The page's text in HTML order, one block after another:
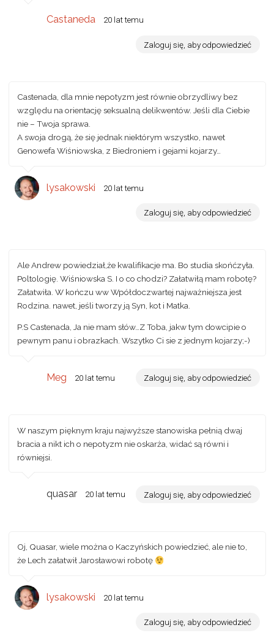
Castaneda 20 lat temu
Zaloguj się, aby odpowiedzieć
Castenada, dla mnie nepotyzm jest równie obrzydliwy bez
względu na orientację seksualną delikwentów. Jeśli dla Ciebie
nie – Twoja sprawa.
A swoja drogą, że się jednak niektórym wszystko, nawet
Genowefa Wiśniowska, z Biedroniem i gejami kojarzy…
lysakowski 20 lat temu
Zaloguj się, aby odpowiedzieć
Ale Andrew powiedział,że kwalifikacje ma. Bo studia skońćzyła.
Poltologię. Wiśniowska S. I o co chodzi? Załatwiłą mam robotę?
Załatwiła. W kończu ww Wpółdoczwartej najważniejsza jest
Rodzina. nawet, jeśli tworzy ją Syn, kot i Matka.
P.S Castenada, Ja nie mam słów…Z Toba, jakw tym dowcipie o
pewnym panu i obrazkach. Wszytko Ci sie z jednym kojarzy;-)
Meg 20 lat temu Zaloguj się, aby odpowiedzieć
W naszym pięknym kraju najwyższe stanowiska pełnią dwaj
bracia a nikt ich o nepotyzm nie oskarża, widać są równi i
równiejsi.
quasar 20 lat temu Zaloguj się, aby odpowiedzieć
Oj, Quasar, wiele można o Kaczyńskich powiedzieć, ale nie to,
że Lech załatwił Jarosławowi robotę
lysakowski 20 lat temu
Zaloguj się, aby odpowiedzieć